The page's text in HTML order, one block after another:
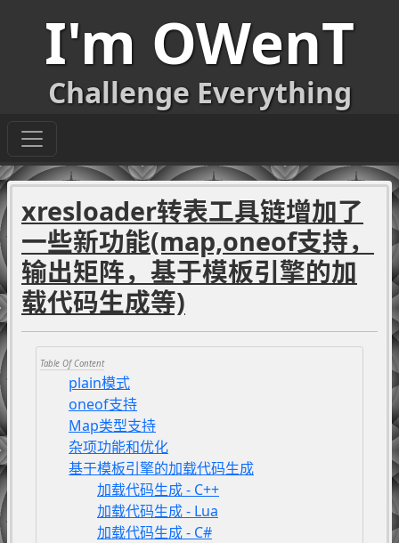
I'm OWenT
Challenge Everything
xresloader转表工具链增加了
一些新功能(map,oneof支持，
输出矩阵，基于模板引擎的加
载代码生成等)
plain模式
oneof支持
Map类型支持
杂项功能和优化
基于模板引擎的加载代码生成
加载代码生成 - C++
加载代码生成 - Lua
加载代码生成 - C#